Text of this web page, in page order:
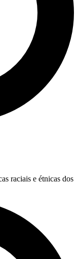
raciais e étnicas dos